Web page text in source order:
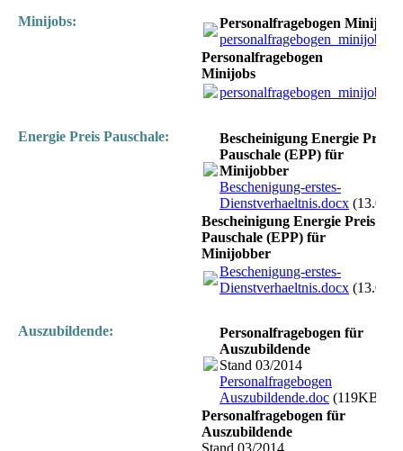
Minijobs:
Personalfragebogen Minijobs
Personalfragebogen
Minijobs
Energie Preis Pauschale:
Bescheinigung Energie Preis
Pauschale (EPP) für
Minijobber
Beschenigung-erstes-
Dienstverhaeltnis.docx
Bescheinigung Energie Preis
Pauschale (EPP) für
Minijobber
Beschenigung-erstes-
Dienstverhaeltnis.docx
Auszubildende:
Personalfragebogen für
Auszubildende
Stand 03/2014
Personalfragebogen
Auszubildende.doc (119KB)
Personalfragebogen für
Auszubildende